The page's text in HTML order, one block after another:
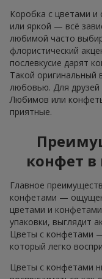
Коробка с цветами
или яркой — всё
любимой часто
флористический
послевкусие дарят
Такой оригинальный
любовью. Для
Любимов или
приятные.
конфет в
Главное
конфетами —
цветами и
упаковки, выглядит
Цветы с конфетами
который легко
Цветы с конфетами